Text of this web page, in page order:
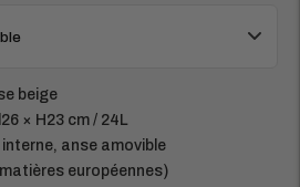
beige
× H23 cm / 24L
anse amovible
européennes)